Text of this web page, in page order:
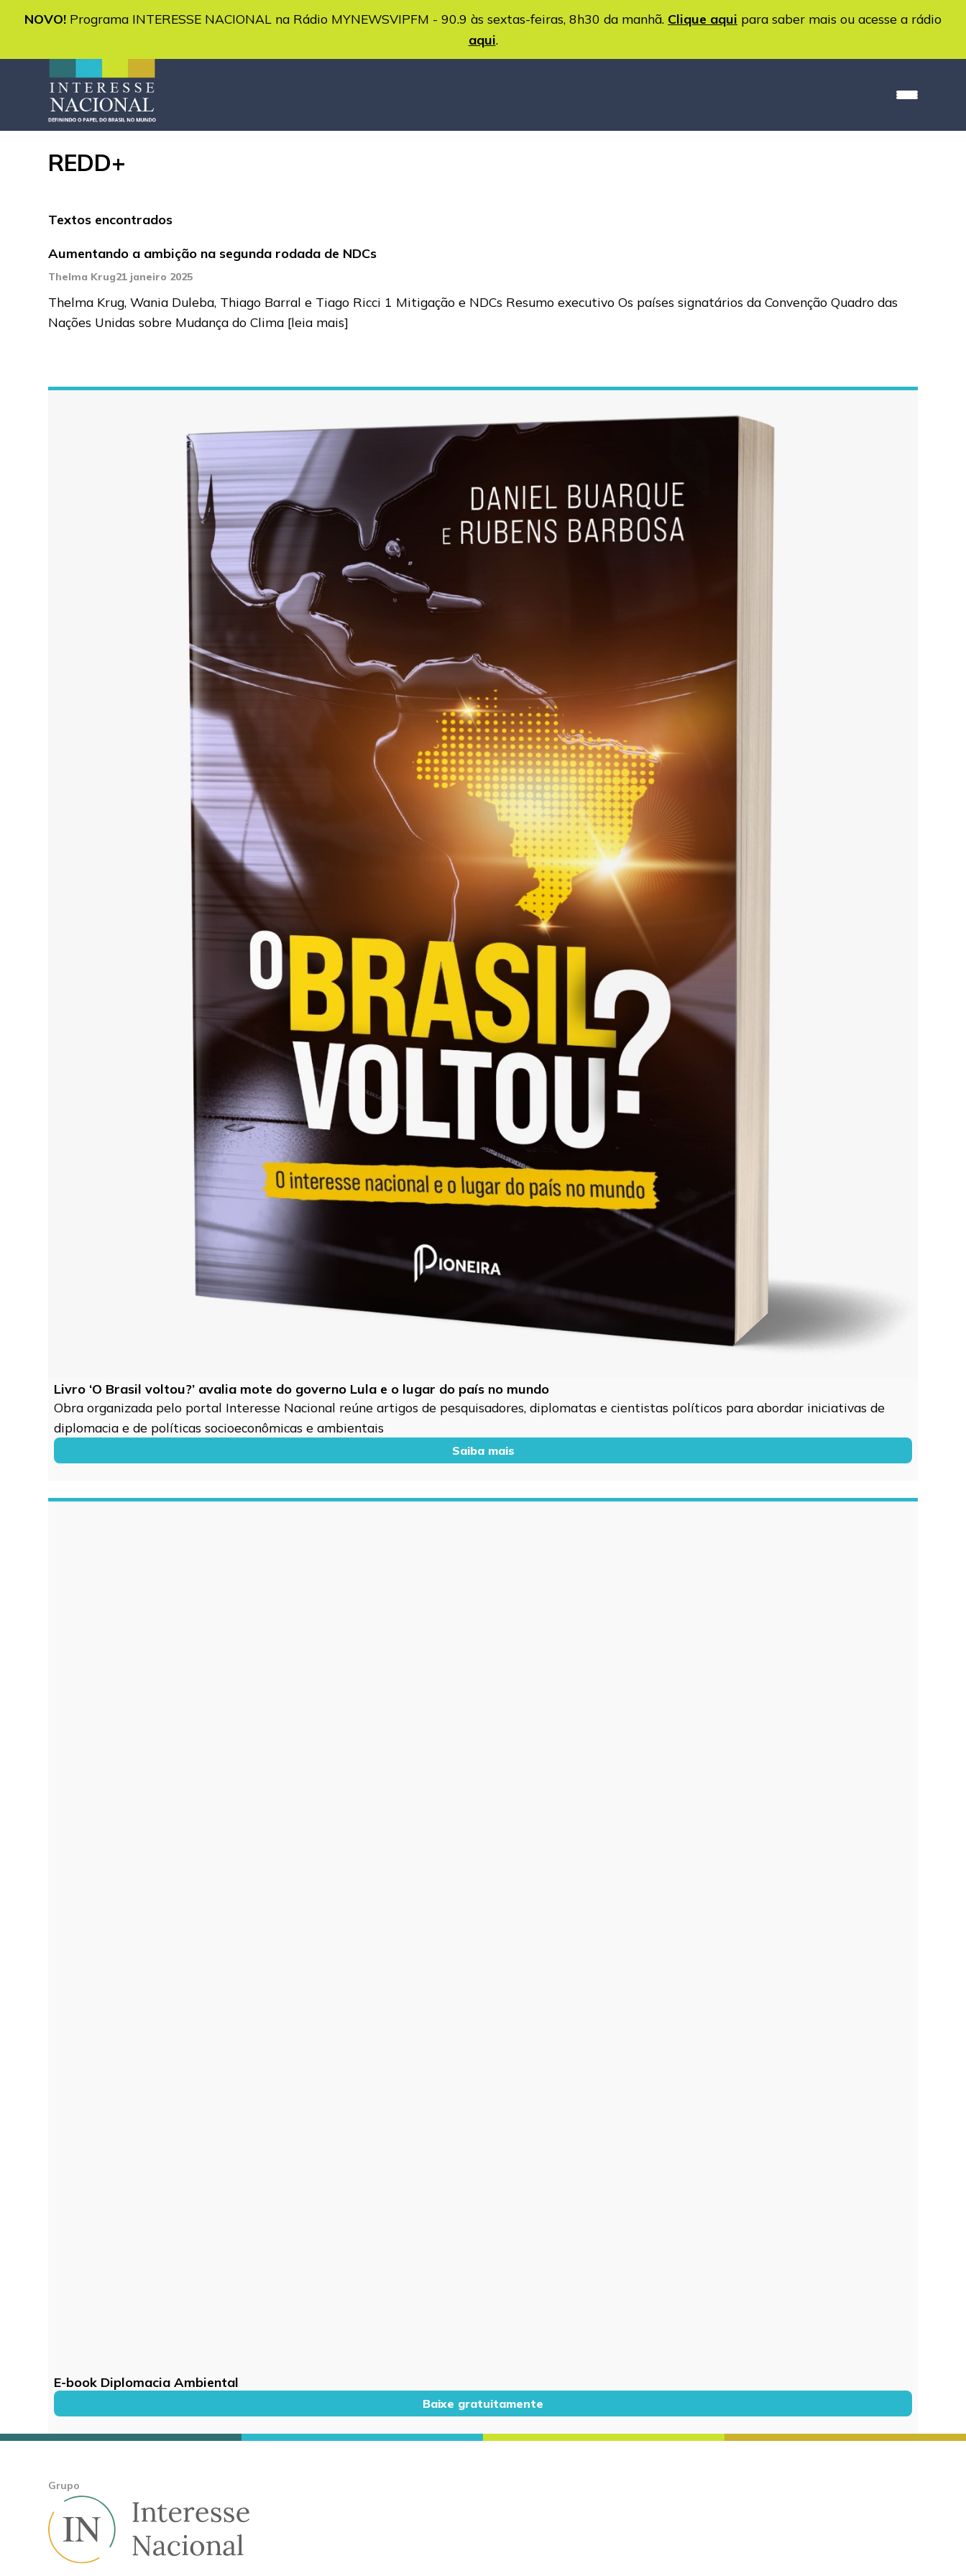
NOVO! Programa INTERESSE NACIONAL na Rádio MYNEWSVIPFM - 90.9 às sextas-feiras, 8h30 da manhã. Clique aqui para saber mais ou acesse a rádio
aqui.
REDD+
Textos encontrados
Aumentando a ambição na segunda rodada de NDCs
Thelma Krug21 janeiro 2025
Thelma Krug, Wania Duleba, Thiago Barral e Tiago Ricci 1 Mitigação e NDCs Resumo executivo Os países signatários da Convenção Quadro das
Nações Unidas sobre Mudança do Clima [leia mais]
Livro ‘O Brasil voltou?’ avalia mote do governo Lula e o lugar do país no mundo
Obra organizada pelo portal Interesse Nacional reúne artigos de pesquisadores, diplomatas e cientistas políticos para abordar iniciativas de
diplomacia e de políticas socioeconômicas e ambientais
Saiba mais
E-book Diplomacia Ambiental
Baixe gratuitamente
Grupo